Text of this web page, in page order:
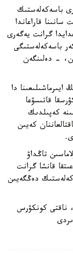
جوعارى باسەكەلەستىك
سانىنا قاراعاندا
گرانت يەگەرى
تالاپكەر باسەكەلەستىگى
- دەلىنگەن
ايىرماشىلىعىنا دا
قاتىسۋعا
كەپىلدىك
كەيىن
تاڭداۋ
قانشا گرانت
دەڭگەيىن
ناقتى كونكۋرس